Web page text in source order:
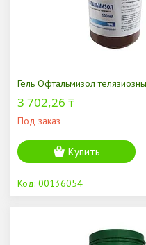
Гель Офтальмизол
3 702,26 ₸
Под заказ
Купить
00136054